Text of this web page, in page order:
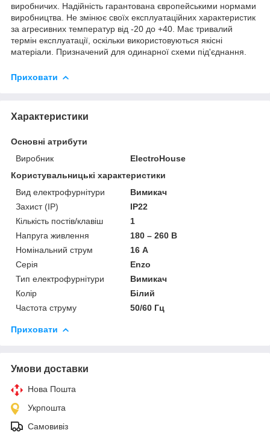
виробничих. Надійність гарантована європейськими нормами
виробництва. Не змінює своїх експлуатаційних характеристик
за агресивних температур від -20 до +40. Має тривалий
термін експлуатації, оскільки використовуються якісні
матеріали. Призначений для одинарної схеми під'єднання.
Приховати
Характеристики
Основні атрибути
Виробник
ElectroHouse
Користувальницькі характеристики
Вид електрофурнітури
Вимикач
Захист (IP)
IP22
Кількість постів/клавіш
1
Напруга живлення
180 – 260 В
Номінальний струм
16 А
Серія
Enzo
Тип електрофурнітури
Вимикач
Колір
Білий
Частота струму
50/60 Гц
Приховати
Умови доставки
Нова Пошта
Укрпошта
Самовивіз